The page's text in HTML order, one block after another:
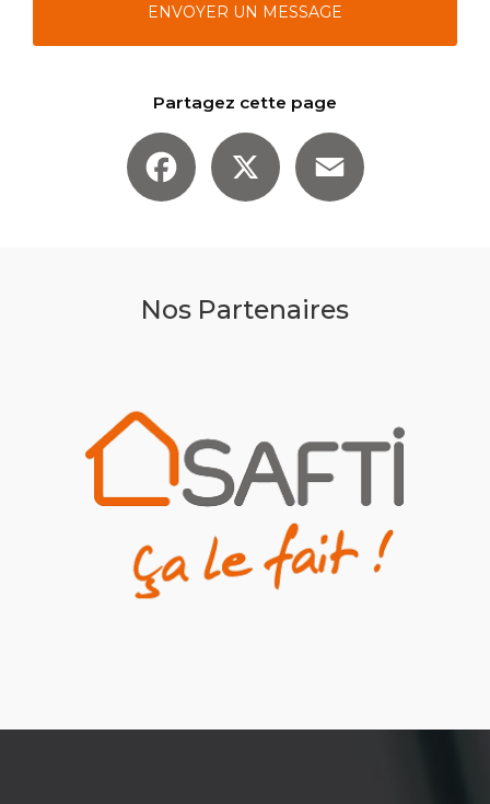
ENVOYER UN MESSAGE
Partagez cette page
Facebook
Nos Partenaires